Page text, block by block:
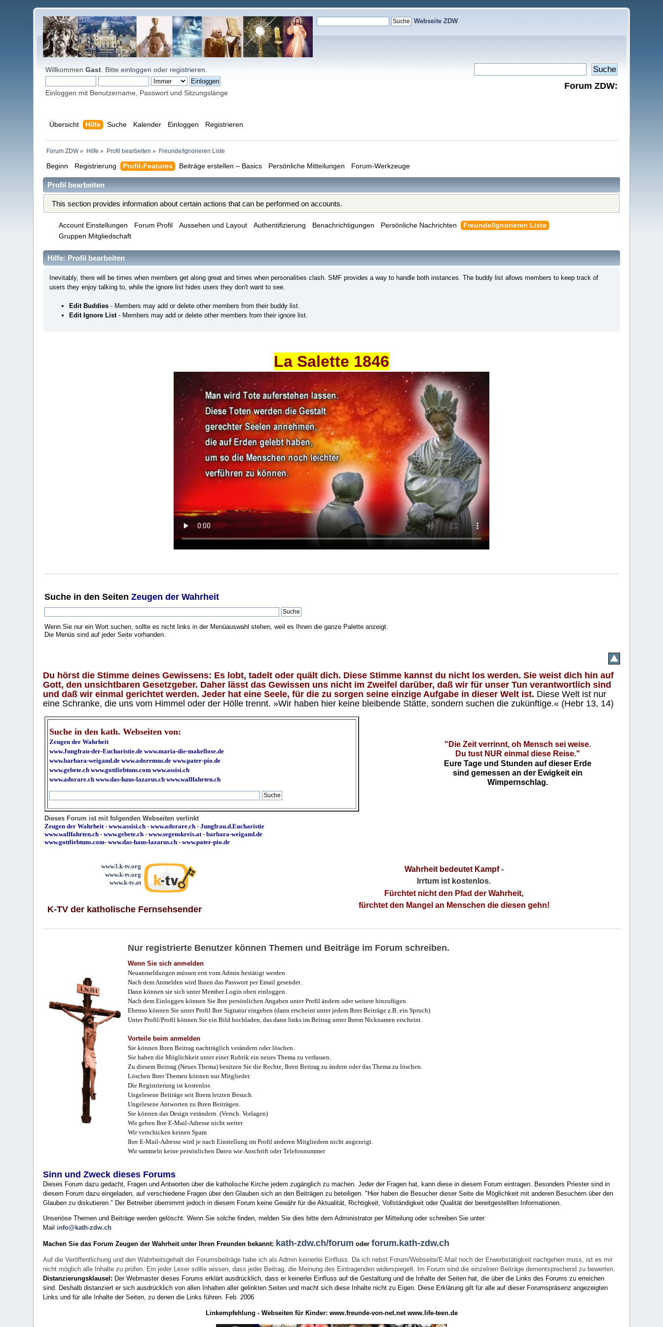
Webseite ZDW
WillkommenGast . Bitteeinloggen oder registrieren
Einloggen mit Benutzername, Passwort und Sitzungslänge
Forum ZDW:
Übersicht Hilfe Suche Kalender Einloggen Registrieren
Forum ZDW» Hilfe » Profil bearbeiten » Freunde/Ignorieren Liste
Beginn Registrierung Profil-Features Beiträge erstellen – Basics Persönliche Mitteilungen Forum-Werkzeuge
Profil bearbeiten
This section provides information about certain actions that can be performed on accounts.
Account Einstellungen Forum Profil Aussehen und Layout Authentifizierung Benachrichtigungen Persönliche Nachrichten
Freunde/Ignorieren Liste
Gruppen Mitgliedschaft
Hilfe: Profil bearbeiten
Inevitably, there will be times when members get along great and times when personalities clash. SMF provides a way to handle both instances. The buddy list allows members to keep track of
users they enjoy talking to, while the ignore list hides users they don't want to see.
Edit Buddies - Members may add or delete other members from their buddy list.
Edit Ignore List- Members may add or delete other members from their ignore list.
La Salette 1846
Suche in den SeitenZeugen der Wahrheit
Wenn Sie nur ein Wort suchen, sollte es nicht links in der Menüauswahl stehen, weil es Ihnen die ganze Palette anzeigt.
Die Menüs sind auf jeder Seite vorhanden.
Du hörst die Stimme deines Gewissens: Es lobt, tadelt oder quält dich. Diese Stimme kannst du nicht los werden. Sie weist dich hin auf
Gott, den unsichtbaren Gesetzgeber. Daher lässt das Gewissen uns nicht im Zweifel darüber, daß wir für unser Tun verantwortlich sind
und daß wir einmal gerichtet werden. Jeder hat eine Seele, für die zu sorgen seine einzige Aufgabe in dieser Welt ist. Diese Welt ist nur
eine Schranke, die uns vom Himmel oder der Hölle trennt. »Wir haben hier keine bleibende Stätte, sondern suchen die zukünftige.« (Hebr 13, 14)
Suche in den kath. Webseiten von:
Zeugen der Wahrheit
www.Jungfrau-der-Eucharistie.de www.maria-die-makellose.de
www.barbara-weigand.de www.adoremus.de www.pater-pio.de
www.gebete.ch www.gottliebtuns.com www.assisi.ch
www.adorare.ch www.das-haus-lazarus.ch www.wallfahrten.ch
"Die Zeit verrinnt, oh Mensch sei weise.
Du tust NUR einmal diese Reise."
Eure Tage und Stunden auf dieser Erde
sind gemessen an der Ewigkeit ein
Wimpernschlag.
Dieses Forum ist mit folgenden Webseiten verlinkt
Zeugen der Wahrheit -www.assisi.ch -www.adorare.ch -Jungfrau.d.Eucharistie
www.wallfahrten.ch -www.gebete.ch -www.segenskreis.at -barbara-weigand.de
www.gottliebtuns.com-www.das-haus-lazarus.ch - www.pater-pio.de
www3.k-tv.org
www.k-tv.org
www.k-tv.at
K-TV der katholische Fernsehsender
Wahrheit bedeutet Kampf-
Irrtum ist kostenlos.
Fürchtet nicht den Pfad der Wahrheit,
fürchtet den Mangel an Menschen die diesen gehn!
Nur registrierte Benutzer können Themen und Beiträge im Forum schreiben.
Wenn Sie sich anmelden
Neuanmeldungen müssen erst vom Admin bestätigt werden
Nach dem Anmelden wird Ihnen das Passwort per Email gesendet.
Dann können sie sich unter Member Login oben einloggen.
Nach dem Einloggen können Sie Ihre persönlichen Angaben unter Profil ändern oder weitere hinzufügen.
Ebenso können Sie unter Profil Ihre Signatur eingeben (dann erscheint unter jedem Ihrer Beiträge z.B. ein Spruch)
Unter Profil/Profil können Sie ein Bild hochladen, das dann links im Beitrag unter Ihrem Nicknamen erscheint.
Vorteile beim anmelden
Sie können Ihren Beitrag nachträglich verändern oder löschen.
Sie haben die Möglichkeit unter einer Rubrik ein neues Thema zu verfassen.
Zu diesem Beitrag (Neues Thema) besitzen Sie die Rechte, Ihren Beitrag zu ändern oder das Thema zu löschen.
Löschen Ihrer Themen können nur Mitglieder.
Die Registrierung ist kostenlos
Ungelesene Beiträge seit Ihrem letzten Besuch.
Ungelesene Antworten zu Ihren Beiträgen.
Sie können das Design verändern. (Versch. Vorlagen)
Wir geben Ihre E-Mail-Adresse nicht weiter
Wir verschicken keinen Spam
Ihre E-Mail-Adresse wird je nach Einstellung im Profil anderen Mitgliedern nicht angezeigt.
Wir sammeln keine persönlichen Daten wie Anschrift oder Telefonnummer
Sinn und Zweck dieses Forums
Dieses Forum dazu gedacht, Fragen und Antworten über die katholische Kirche jedem zugänglich zu machen. Jeder der Fragen hat, kann diese in diesem Forum eintragen. Besonders Priester sind in
diesem Forum dazu eingeladen, auf verschiedene Fragen über den Glauben sich an den Beiträgen zu beteiligen. "Hier haben die Besucher dieser Seite die Möglichkeit mit anderen Besuchern über den
Glauben zu diskutieren." Der Betreiber übernimmt jedoch in diesem Forum keine Gewähr für die Aktualität, Richtigkeit, Vollständigkeit oder Qualität der bereitgestellten Informationen.
Unseriöse Themen und Beiträge werden gelöscht. Wenn Sie solche finden, melden Sie dies bitte dem Administrator per Mitteilung oder schreiben Sie unter:
Mail info@kath-zdw.ch
Machen Sie das Forum Zeugen der Wahrheit unter Ihren Freunden bekannt: kath-zdw.ch/forum oderforum.kath-zdw.ch
Auf die Veröffentlichung und den Wahrheitsgehalt der Forumsbeiträge habe ich als Admin keinerlei Einfluss. Da ich nebst Forum/Webseite/E-Mail noch der Erwerbstätigkeit nachgehen muss, ist es mir
nicht möglich alle Inhalte zu prüfen. Ein jeder Leser sollte wissen, dass jeder Beitrag, die Meinung des Eintragenden widerspiegelt. Im Forum sind die einzelnen Beiträge dementsprechend zu bewerten.
Distanzierungsklausel: Der Webmaster dieses Forums erklärt ausdrücklich, dass er keinerlei Einfluss auf die Gestaltung und die Inhalte der Seiten hat, die über die Links des Forums zu erreichen
sind. Deshalb distanziert er sich ausdrücklich von allen Inhalten aller gelinkten Seiten und macht sich diese Inhalte nicht zu Eigen.
Diese Erklärung gilt für alle auf dieser Forumspräsenz angezeigten
Links und für alle Inhalte der Seiten, zu denen die Links führen.
Feb. 2006
Linkempfehlung - Webseiten für Kinder: www.freunde-von-net.net www.life-teen.de